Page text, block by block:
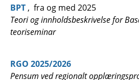
BPT, fra og med 2025
Teori og innholdsbeskrivelse for
teoriseminar
RGO 2025/2026
Pensum ved regionalt